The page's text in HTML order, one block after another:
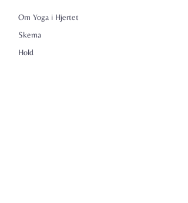
Om Yoga i Hjertet
Skema
Hold